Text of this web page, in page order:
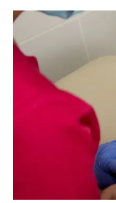
mamy już do
groźny.
zakażenia,
dziecko w
przetaczaną
takich
procedura,
położnictwa
Brawura